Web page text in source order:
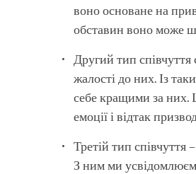
воно основане на
обставин воно може
Другий тип співчуття
жалості до них. Із
себе кращими за них.
емоції і відтак
Третій тип співчуття
З ним ми